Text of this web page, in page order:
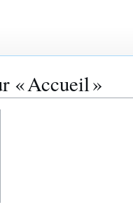
« Accueil »